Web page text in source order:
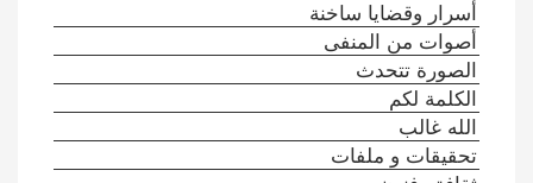
أسرار وقضايا ساخنة
أصوات من المنفى
الصورة تتحدث
الكلمة لكم
الله غالب
تحقيقات و ملفات